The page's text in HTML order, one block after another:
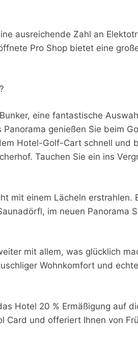
ausreichende Zahl an
Pro Shop bietet eine
eine fantastische
genießen Sie beim
Hotel-Golf-Cart schnell und
Tauchen Sie ein ins
mit einem Lächeln erstrahlen.
im neuen Panorama
mit allem, was glücklich
Wohnkomfort und
Hotel 20 % Ermäßigung auf
Card und offeriert Ihnen von